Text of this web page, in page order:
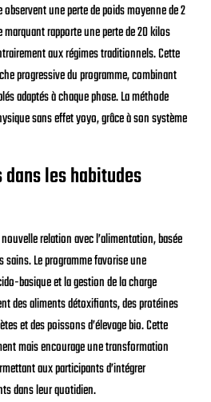
une perte de poids moyenne de 2
rapporte une perte de 20 kilos
aux régimes traditionnels. Cette
progressive du programme, combinant
adaptés à chaque phase. La méthode
sans effet yoyo, grâce à son système
les habitudes
relation avec l’alimentation, basée
Le programme favorise une
basique et la gestion de la charge
des aliments détoxifiants, des protéines
et des poissons d’élevage bio. Cette
mais encourage une transformation
aux participants d’intégrer
dans leur quotidien.